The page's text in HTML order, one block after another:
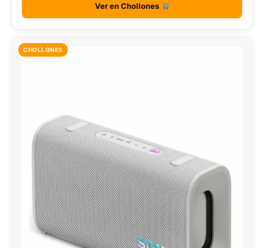
Ver en Chollones
CHOLLONES